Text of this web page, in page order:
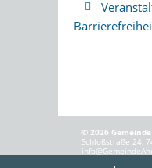
© 2026
Schloßstraße 24,